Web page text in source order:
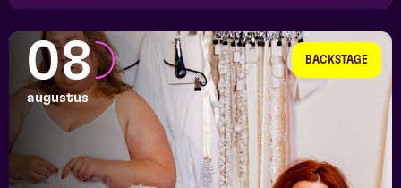
BACKSTAGE
08
augustus